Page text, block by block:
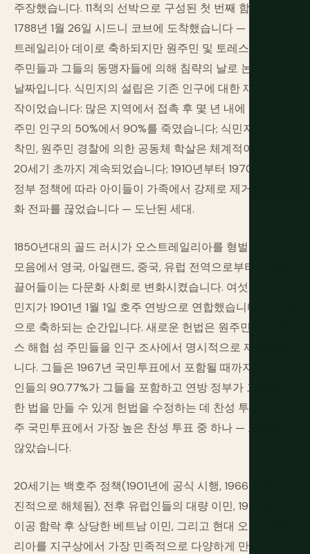
주장했습니다. 11척의 선박으로 구성된 첫 번째 함대가
1788년 1월 26일 시드니 코브에 도착했습니다 — 이제 오스
트레일리아 데이로 축하되지만 원주민 및 토레스 해협 섬
주민들과 그들의 동맹자들에 의해 침략의 날로 논쟁되는
날짜입니다. 식민지의 설립은 기존 인구에 대한 재앙의 시
작이었습니다: 많은 지역에서 접촉 후 몇 년 내에 질병이 원
주민 인구의 50%에서 90%를 죽였습니다; 식민지 세력, 정
착민, 원주민 경찰에 의한 공동체 학살은 체계적이었으며
20세기 초까지 계속되었습니다; 1910년부터 1970년까지
정부 정책에 따라 아이들이 가족에서 강제로 제거되어 문
화 전파를 끊었습니다 — 도난된 세대.
1850년대의 골드 러시가 오스트레일리아를 형벌 식민지
모음에서 영국, 아일랜드, 중국, 유럽 전역으로부터 이민을
끌어들이는 다문화 사회로 변화시켰습니다. 여섯 개의 식
민지가 1901년 1월 1일 호주 연방으로 연합했습니다 — 연방
으로 축하되는 순간입니다. 새로운 헌법은 원주민 및 토레
스 해협 섬 주민들을 인구 조사에서 명시적으로 제외했습
니다. 그들은 1967년 국민투표에서 포함될 때까지 — 호주
인들의 90.77%가 그들을 포함하고 연방 정부가 그들을 위
한 법을 만들 수 있게 헌법을 수정하는 데 찬성 투표한, 호
주 국민투표에서 가장 높은 찬성 투표 중 하나 — 포함되지
않았습니다.
20세기는 백호주 정책(1901년에 공식 시행, 1966년부터 점
진적으로 해체됨), 전후 유럽인들의 대량 이민, 1975년 사
이공 함락 후 상당한 베트남 이민, 그리고 현대 오스트레일
리아를 지구상에서 가장 민족적으로 다양하게 만든 아시아